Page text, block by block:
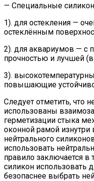
— Специальные
1). для остекления —
остеклённым
2). для аквариумов — с
прочностью и лучшей
3).
повышающие
Следует отметить, что
использованы
герметизации стыка
оконной рамой изнутри
нейтрального
использовать
правило заключается в
силикон использовать
безопаснее выбрать